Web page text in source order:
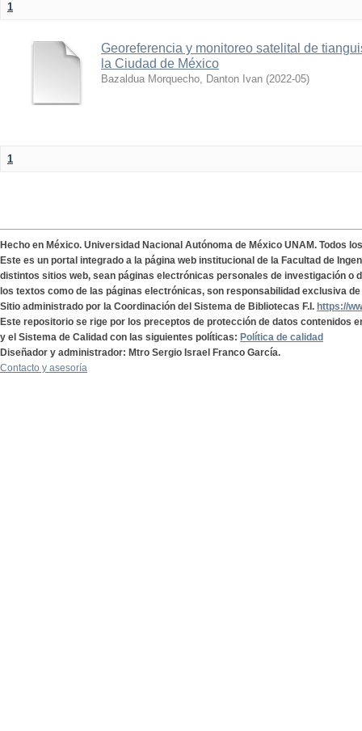
1
Georeferencia y monitoreo satelital de
la Ciudad de México
Bazaldua Morquecho, Danton Ivan (2022-05)
1
Hecho en México. Universidad Nacional Autónoma de México UNAM. Todos
Este es un portal integrado a la página web institucional de la Facultad de
distintos sitios web, sean páginas electrónicas personales de investigación o
los textos como de las páginas electrónicas, son responsabilidad exclusiva
Sitio administrado por la Coordinación del Sistema de Bibliotecas F.I. https://
Este repositorio se rige por los preceptos de protección de datos contenidos
y el Sistema de Calidad con las siguientes políticas: Política de calidad
Diseñador y administrador: Mtro Sergio Israel Franco García.
Contacto y asesoría